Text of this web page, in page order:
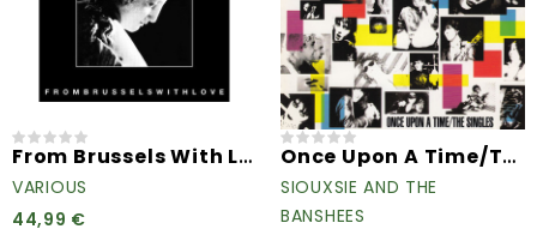
From Brussels With Love
VARIOUS
44,99 €
Once Upon A Time/The Singles
SIOUXSIE AND THE
BANSHEES